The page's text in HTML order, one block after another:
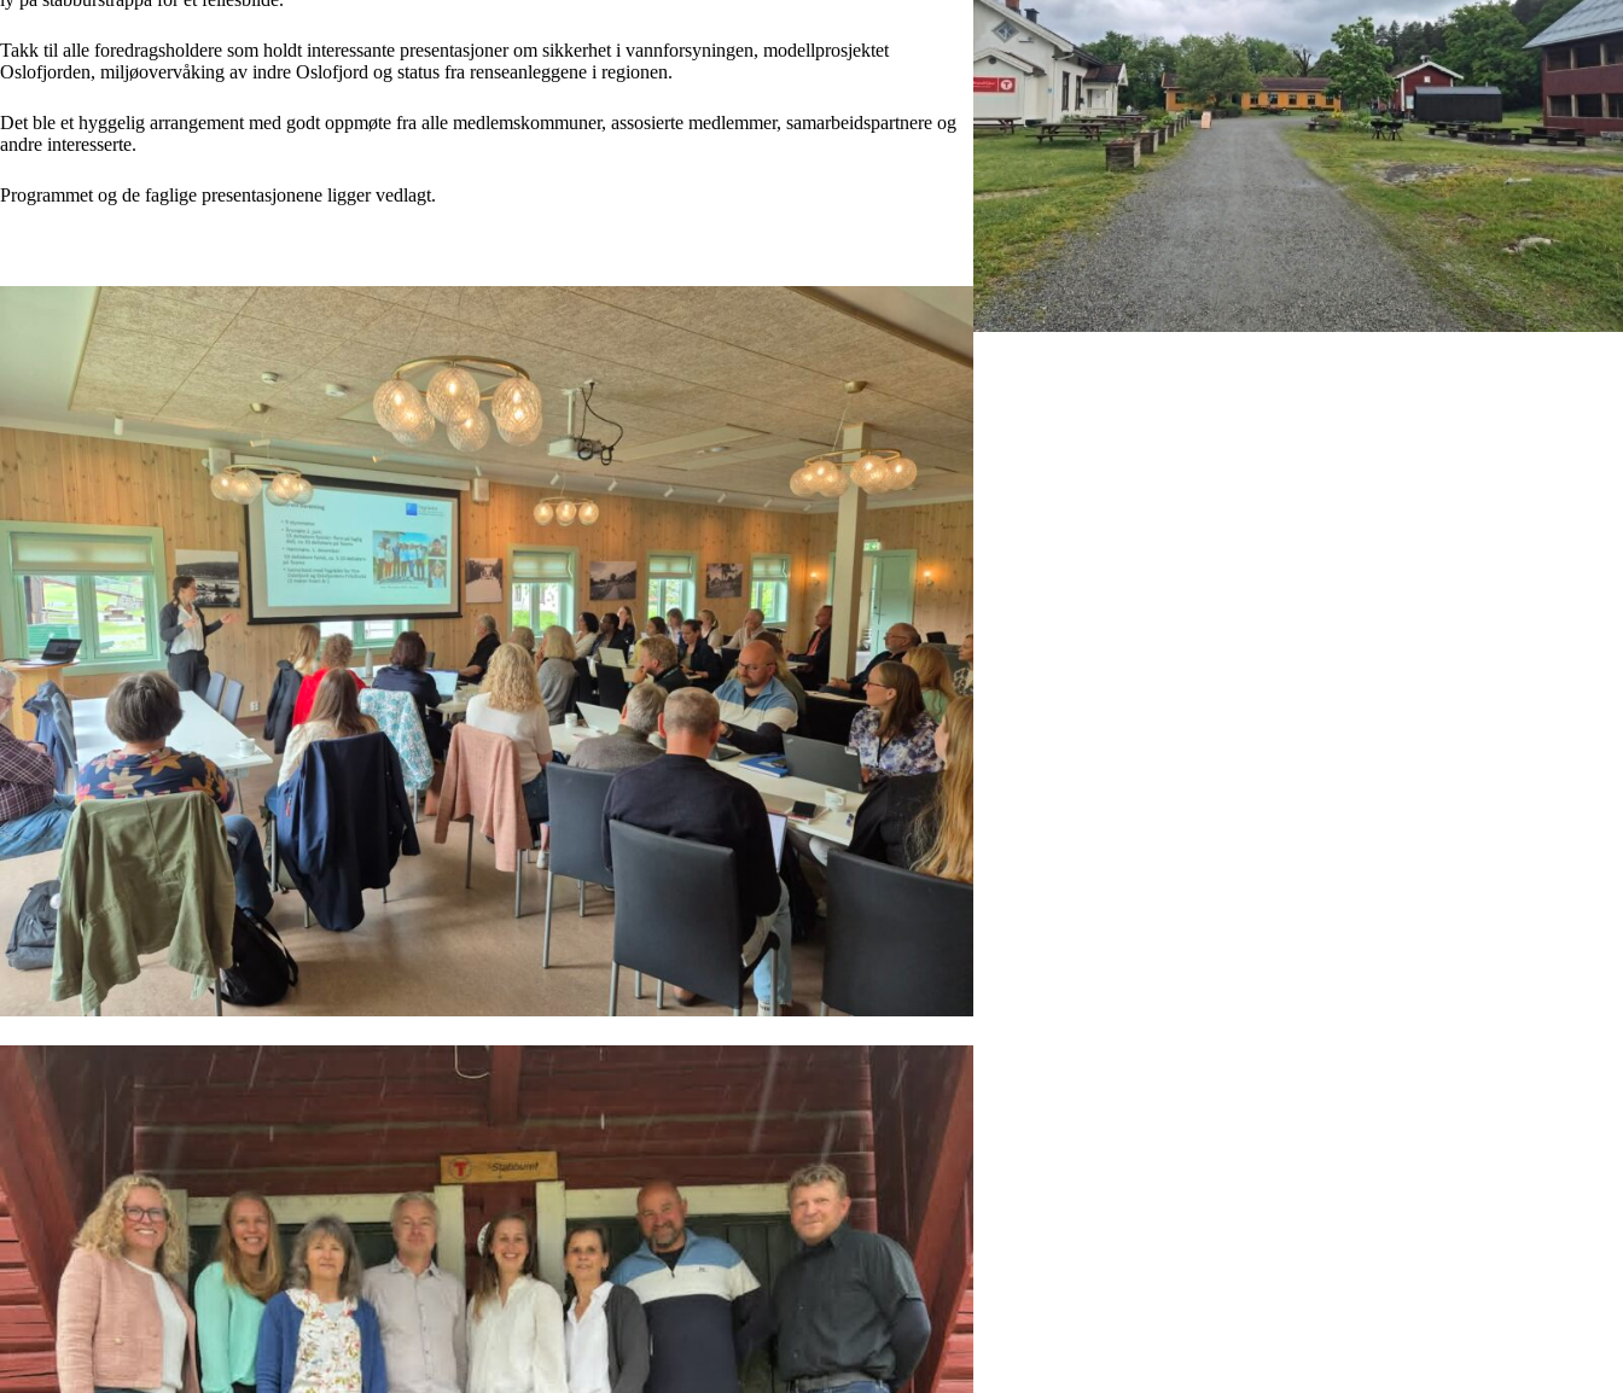
Takk til alle foredragsholdere som holdt interessante presentasjoner om sikkerhet i vannforsyningen, modellprosjektet
Oslofjorden, miljøovervåking av indre Oslofjord og status fra renseanleggene i regionen.
Det ble et hyggelig arrangement med godt oppmøte fra alle medlemskommuner, assosierte medlemmer, samarbeidspartnere og
andre interesserte.
Programmet og de faglige presentasjonene ligger vedlagt.